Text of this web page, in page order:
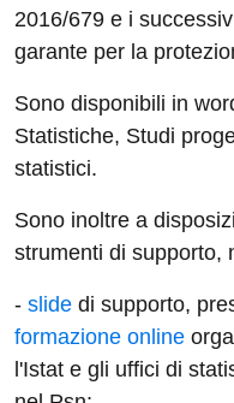
2016/679 e i
garante per la
Sono disponibili in
Statistiche, Studi
statistici.
Sono inoltre a
strumenti di supporto,
- slide di supporto,
formazione online
l'Istat e gli uffici di